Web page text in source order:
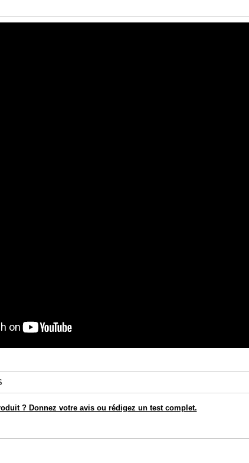
? Donnez votre avis ou rédigez un test complet.